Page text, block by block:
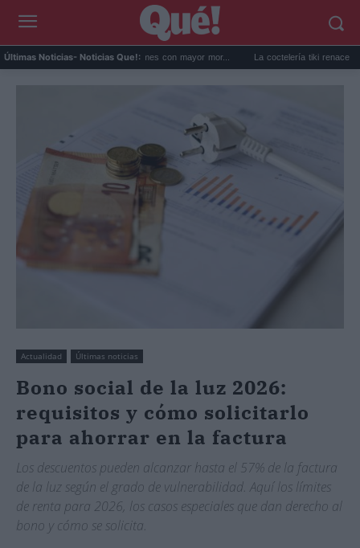
Últimas Noticias- Noticias Que!:
que junio fue el mes con mayor mor... La coctelería tiki renace en España:
Actualidad Últimas noticias
Bono social de la luz 2026:
requisitos y cómo solicitarlo
para ahorrar en la factura
Los descuentos pueden alcanzar hasta el 57% de la factura
de la luz según el grado de vulnerabilidad. Aquí los límites
de renta para 2026, los casos especiales que dan derecho al
bono y cómo se solicita.